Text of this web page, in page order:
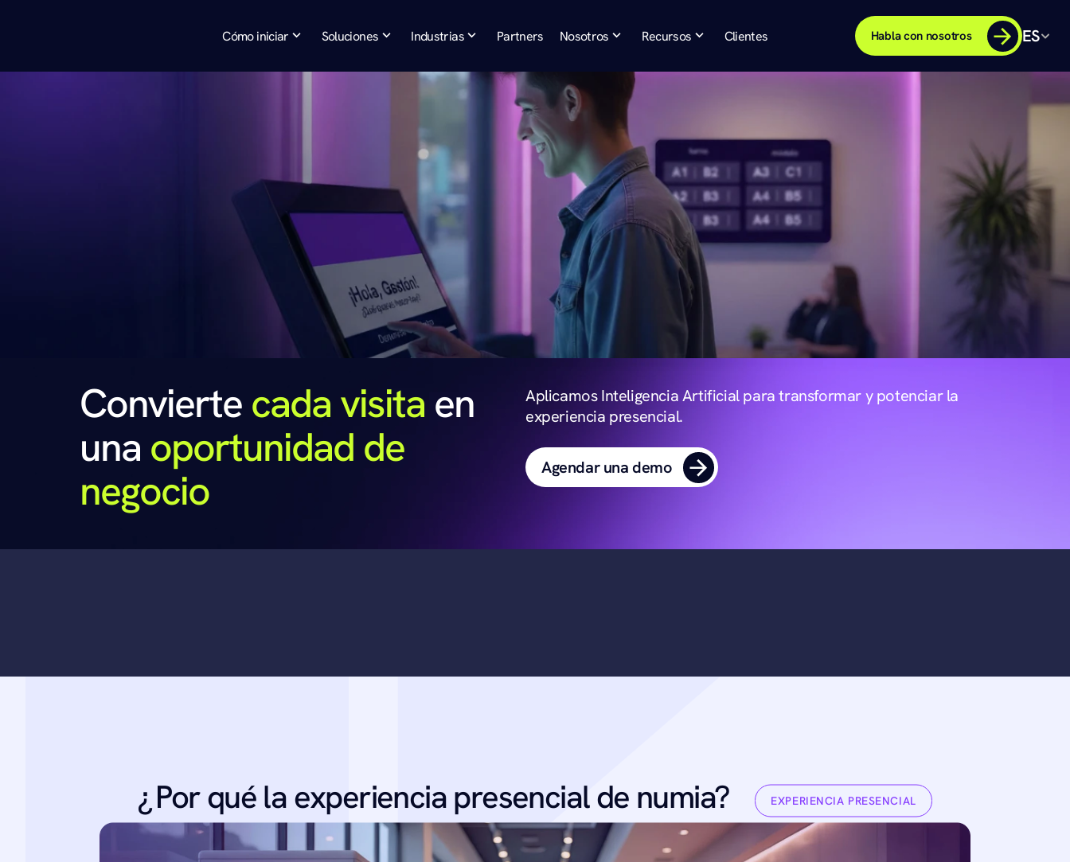
Cómo iniciar Soluciones Industrias Partners Nosotros Recursos Clientes Habla con nosotros ES
Convierte cada visita en
una oportunidad de
negocio
Aplicamos Inteligencia Artificial para transformar y potenciar la
experiencia presencial.
Agendar una demo
¿ Por qué la experiencia presencial de numia? EXPERIENCIA PRESENCIAL